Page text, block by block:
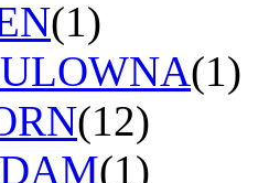
(1)
(1)
(12)
(1)